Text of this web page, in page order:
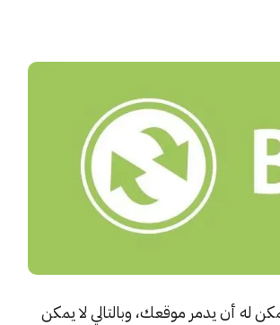
له أن يدمر موقعك، وبالتالي لا يمكن